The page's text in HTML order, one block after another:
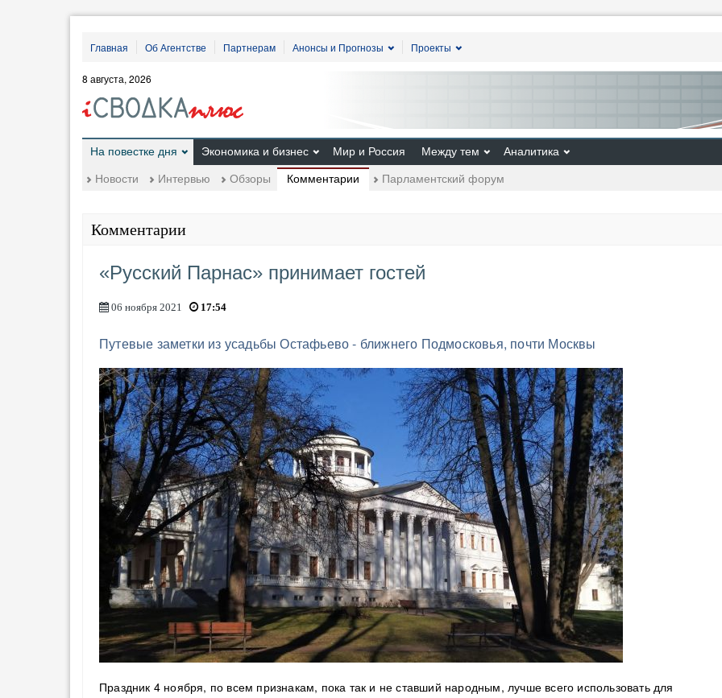
Главная Об Агентстве Партнерам Анонсы и Прогнозы Проекты
8 августа, 2026
На повестке дня
Новости Интервью Обзоры Комментарии Парламентский форум
Экономика и бизнес Мир и Россия Между тем Аналитика
Комментарии
«Русский Парнас» принимает гостей
06 ноября 2021 17:54
Путевые заметки из усадьбы Остафьево - ближнего Подмосковья, почти Москвы
Праздник 4 ноября, по всем признакам, пока так и не ставший народным, лучше всего использовать для